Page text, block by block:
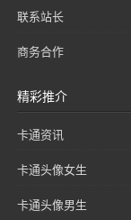
联系站长
商务合作
精彩推介
卡通资讯
卡通头像女生
卡通头像男生